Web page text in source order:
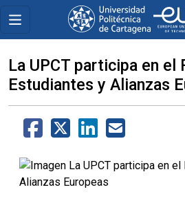
La UPCT participa en el
Estudiantes y Alianzas